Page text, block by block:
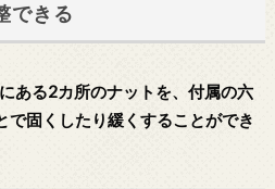
できる
ある2カ所のナットを、付属の六
で固くしたり緩くすることができ